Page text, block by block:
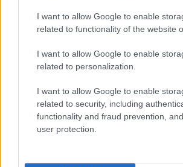
I want to allow Google to enable
related to functionality of the website
I want to allow Google to enable
related to personalization.
I want to allow Google to enable
related to security, including
functionality and fraud prevention,
user protection.